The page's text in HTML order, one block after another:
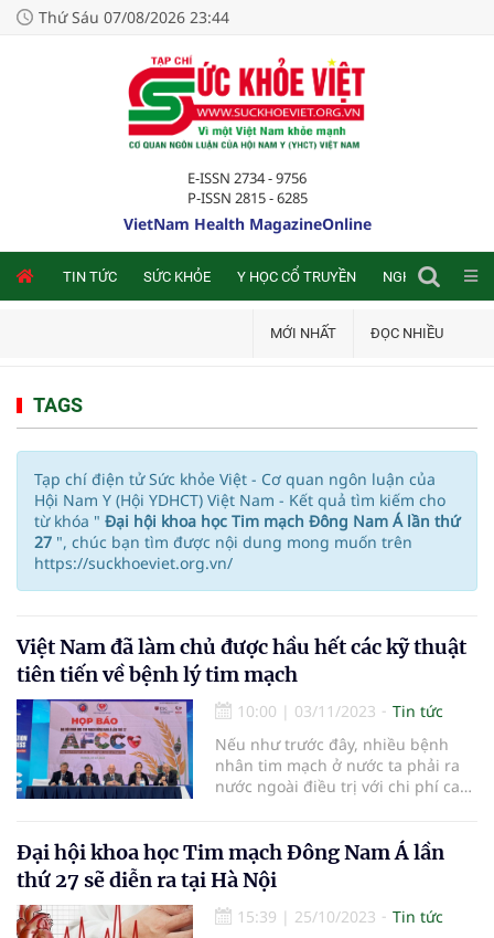
Thứ Sáu 07/08/2026 23:44
E-ISSN 2734 - 9756
P-ISSN 2815 - 6285
VietNam Health MagazineOnline
TIN TỨC SỨC KHỎE Y HỌC CỔ TRUYỀN NGHIÊN CỨU
MỚI NHẤT ĐỌC NHIỀU
TAGS
Tạp chí điện tử Sức khỏe Việt - Cơ quan ngôn luận của
Hội Nam Y (Hội YDHCT) Việt Nam - Kết quả tìm kiếm cho
từ khóa " Đại hội khoa học Tim mạch Đông Nam Á lần thứ
27 ", chúc bạn tìm được nội dung mong muốn trên
https://suckhoeviet.org.vn/
Việt Nam đã làm chủ được hầu hết các kỹ thuật
tiên tiến về bệnh lý tim mạch
10:00 | 03/11/2023
Tin tức
Nếu như trước đây, nhiều bệnh
nhân tim mạch ở nước ta phải ra
nước ngoài điều trị với chi phí cao
về bệnh lý tim mạch tương đương
các nước trong khu vực và thế giới.
Đại hội khoa học Tim mạch Đông Nam Á lần
thứ 27 sẽ diễn ra tại Hà Nội
15:39 | 25/10/2023
Tin tức